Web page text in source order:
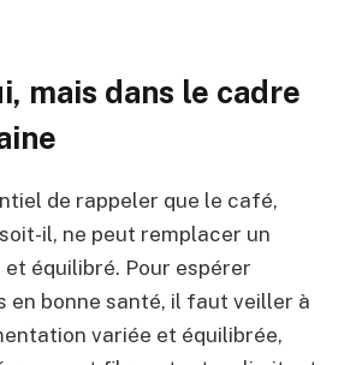
mais dans le cadre
de rappeler que le café,
il, ne peut remplacer un
et équilibré. Pour espérer
en bonne santé, il faut veiller à
variée et équilibrée,